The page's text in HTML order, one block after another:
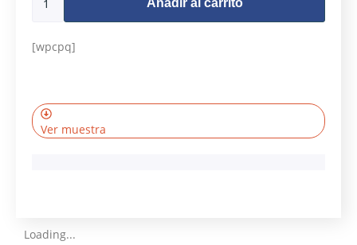
Añadir al carrito
[wpcpq]
Ver muestra
Loading...